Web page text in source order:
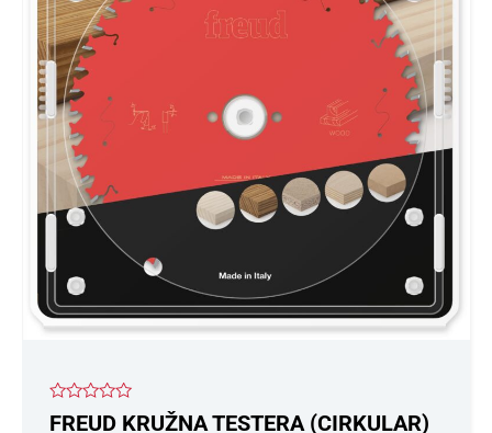
Ocenjeno
sa
FREUD KRUŽNA TESTERA (CIRKULAR)